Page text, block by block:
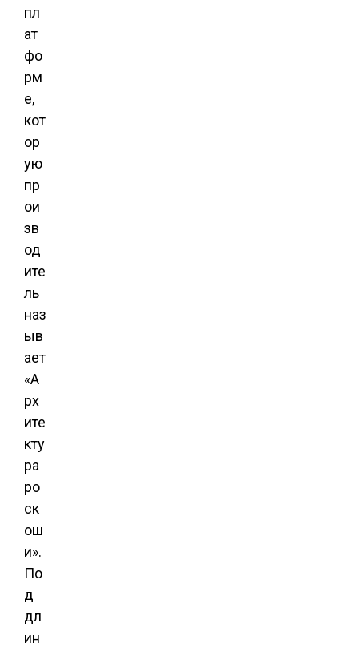
пл
ат
фо
рм
е,
кот
ор
ую
пр
ои
зв
од
ите
ль
наз
ыв
ает
«А
рх
ите
кту
ра
ро
ск
ош
и».
По
д
дл
ин